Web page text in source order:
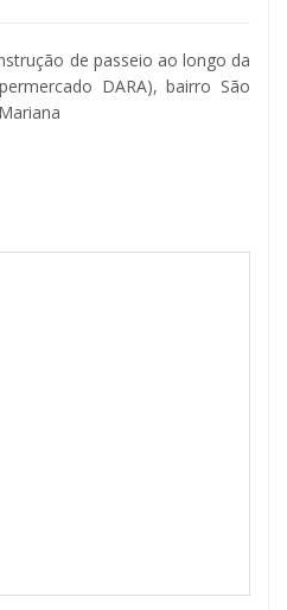
de passeio ao longo da
DARA), bairro São